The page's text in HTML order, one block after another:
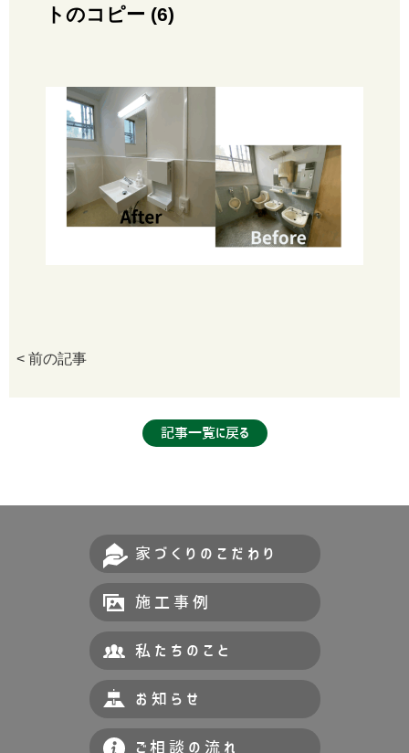
トのコピー (6)
< 前の記事
記事一覧に戻る
家づくりのこだわり
施工事例
私たちのこと
お知らせ
ご相談の流れ